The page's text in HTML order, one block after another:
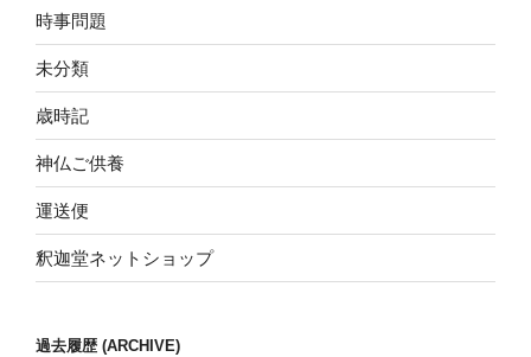
時事問題
未分類
歳時記
神仏ご供養
運送便
釈迦堂ネットショップ
過去履歴 (ARCHIVE)